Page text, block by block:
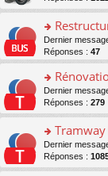
c
e
nt
n
o
n
lu
le
pl
u
s
ré
nt
m
e
s
s
a
g
e
n
o
le
pl
u
s
s
ult
er
le
m
s
s
a
g
e
n
o
o
n
s
ult
er
le
s
s
a
g
Dernier
Réponses : 47
o
n
s
ult
er
le
m
e
Dernier
Réponses : 279
o
n
s
Tramway
Dernier
Réponses :